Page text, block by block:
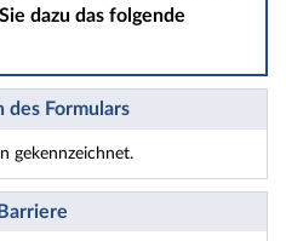
dazu das folgende
des Formulars
gekennzeichnet.